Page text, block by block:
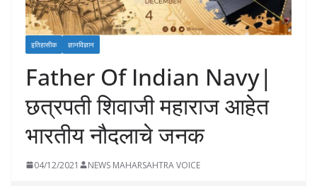
इतिहासीक ज्ञानविज्ञान
Father Of Indian Navy|
छत्रपती शिवाजी महाराज आहेत
भारतीय नौदलाचे जनक
04/12/2021 NEWS MAHARSAHTRA VOICE